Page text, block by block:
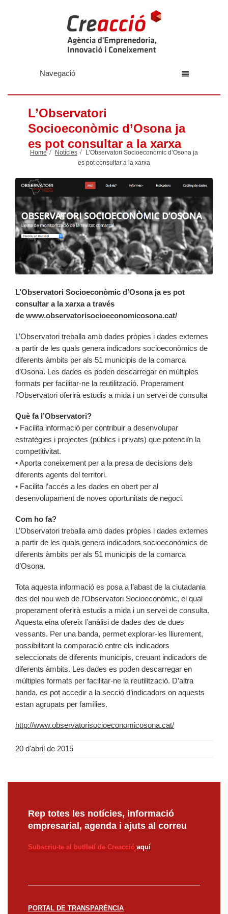
Navegació
L’Observatori
Socioeconòmic d’Osona ja
es pot consultar a la xarxa
Home Notícies
L’Observatori Socioeconòmic d’Osona ja
es pot consultar a la xarxa
L’Observatori Socioeconòmic d’Osona ja es pot
consultar a la xarxa a través
de www.observatorisocioeconomicosona.cat/
L’Observatori treballa amb dades pròpies i dades externes
a partir de les quals genera indicadors socioeconòmics de
diferents àmbits per als 51 municipis de la comarca
d’Osona. Les dades es poden descarregar en múltiples
formats per facilitar-ne la reutilització. Properament
l’Observatori oferirà estudis a mida i un servei de consulta
Què fa l’Observatori?
• Facilita informació per contribuir a desenvolupar
estratègies i projectes (públics i privats) que potenciïn la
competitivitat.
• Aporta coneixement per a la presa de decisions dels
diferents agents del territori.
• Facilita l’accés a les dades en obert per al
desenvolupament de noves oportunitats de negoci.
Com ho fa?
L’Observatori treballa amb dades pròpies i dades externes
a partir de les quals genera indicadors socioeconòmics de
diferents àmbits per als 51 municipis de la comarca
d’Osona.
Tota aquesta informació es posa a l’abast de la ciutadania
des del nou web de l’Observatori Socioeconòmic, el qual
properament oferirà estudis a mida i un servei de consulta.
Aquesta eina ofereix l’anàlisi de dades des de dues
vessants. Per una banda, permet explorar-les lliurement,
possibilitant la comparació entre els indicadors
seleccionats de diferents municipis, creuant indicadors de
diferents àmbits. Les dades es poden descarregar en
múltiples formats per facilitar-ne la reutilització. D’altra
banda, es pot accedir a la secció d’indicadors on aquests
estan agrupats per famílies.
http://www.observatorisocioeconomicosona.cat/
20 d'abril de 2015
Rep totes les notícies, informació
empresarial, agenda i ajuts al correu
Subscriu-te al butlletí de Creacció aquí
PORTAL DE TRANSPARÈNCIA